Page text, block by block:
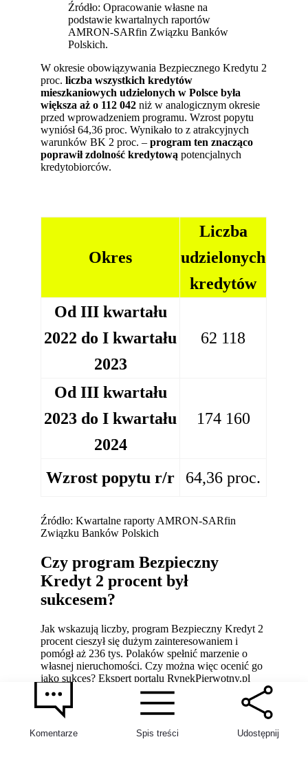
Źródło: Opracowanie własne na
podstawie kwartalnych raportów
AMRON-SARfin Związku Banków
Polskich.
W okresie obowiązywania Bezpiecznego Kredytu 2
proc.liczba wszystkich kredytów
mieszkaniowych udzielonych w Polsce była
większa aż o 112 042niż w analogicznym okresie
przed wprowadzeniem programu. Wzrost popytu
wyniósł 64,36 proc. Wynikało to z atrakcyjnych
warunków BK 2 proc. –program ten znacząco
poprawił zdolność kredytowąpotencjalnych
kredytobiorców.
Okres
Liczba
udzielonych
kredytów
Od III kwartału
2022 do I kwartału
2023
62 118
Od III kwartału
2023 do I kwartału
2024
174 160
Wzrost popytu r/r 64,36 proc.
Źródło: Kwartalne raporty AMRON-SARfin
Związku Banków Polskich
Czy program Bezpieczny
Kredyt 2 procent był
sukcesem?
Jak wskazują liczby, program Bezpieczny Kredyt 2
procent cieszył się dużym zainteresowaniem i
pomógł aż 236 tys. Polaków spełnić marzenie o
własnej nieruchomości. Czy można więc ocenić go
jako sukces? Ekspert portalu RynekPierwotny.pl
twierdzi, że niekoniecznie.
1
Komentarze Spis treści Udostępnij